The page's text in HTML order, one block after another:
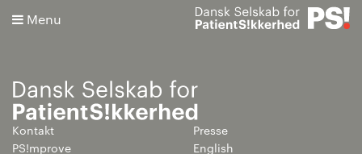
Menu
Søg
Kontakt
Presse
PS!mprove
English